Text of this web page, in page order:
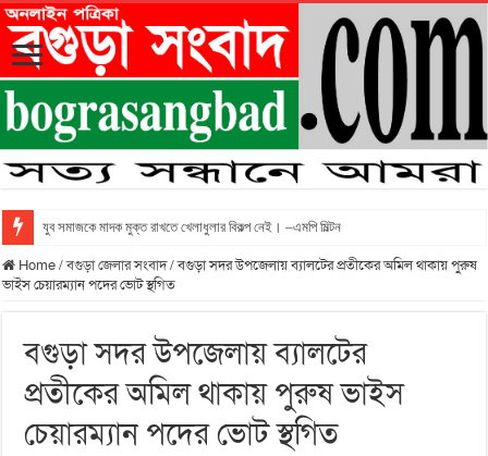
যুব সমাজকে মাদক মুক্ত রাখতে খেলাধুলার বিকল্প নেই। –এমপি মিল্টন
Home/বগুড়া জেলার সংবাদ/বগুড়া সদর উপজেলায় ব্যালটের প্রতীকের অমিল থাকায় পুরুষ
ভাইস চেয়ারম্যান পদের ভোট স্থগিত
বগুড়া সদর উপজেলায় ব্যালটের
প্রতীকের অমিল থাকায় পুরুষ ভাইস
চেয়ারম্যান পদের ভোট স্থগিত